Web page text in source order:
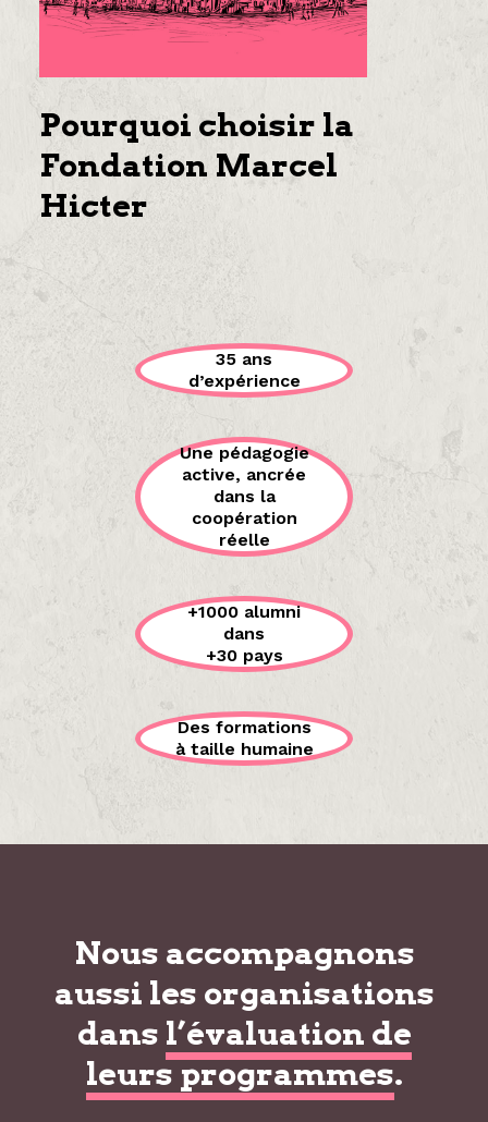
Pourquoi choisir la
Fondation Marcel
Hicter
35 ans
d’expérience
Une pédagogie
active, ancrée
dans la
coopération
réelle
+1000 alumni
dans
+30 pays
Des formations
à taille humaine
Nous accompagnons
aussi les organisations
dans l’évaluation de
leurs programmes.